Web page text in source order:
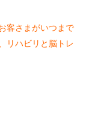
客さまがいつまで
リハビリと脳トレ